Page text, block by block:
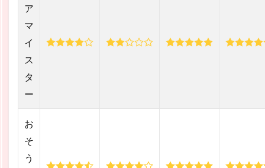
ア
マ
イ
ス
タ
ー
お
そ
う